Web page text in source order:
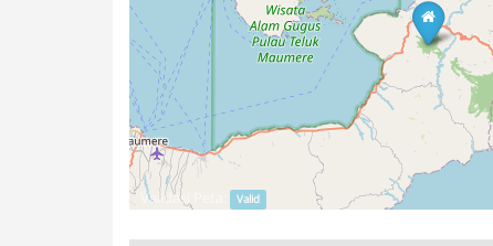
Validasi Peta: Valid